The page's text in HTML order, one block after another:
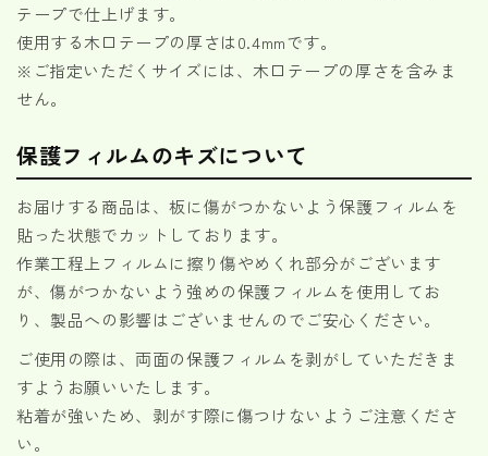
テープで仕上げます。
使用する木口テープの厚さは0.4mmです。
※ご指定いただくサイズには、木口テープの厚さを含みま
せん。
保護フィルムのキズについて
お届けする商品は、板に傷がつかないよう保護フィルムを
貼った状態でカットしております。
作業工程上フィルムに擦り傷やめくれ部分がございます
が、傷がつかないよう強めの保護フィルムを使用してお
り、製品への影響はございませんのでご安心ください。
ご使用の際は、両面の保護フィルムを剥がしていただきま
すようお願いいたします。
粘着が強いため、剥がす際に傷つけないようご注意くださ
い。